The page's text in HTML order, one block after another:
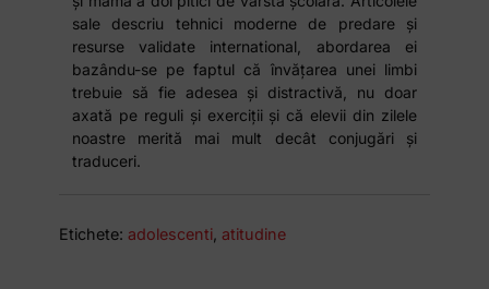
sale descriu tehnici moderne de predare și
resurse validate international, abordarea ei
bazându-se pe faptul că învățarea unei limbi
trebuie să fie adesea și distractivă, nu doar
axată pe reguli și exerciții și că elevii din zilele
noastre merită mai mult decât conjugări și
traduceri.
Etichete: adolescenti, atitudine